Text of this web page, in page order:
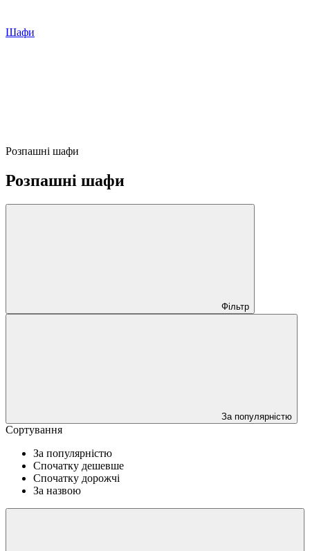
Шафи
Розпашні шафи
Розпашні шафи
Фільтр
За популярністю
Сортування
За популярністю
Спочатку дешевше
Спочатку дорожчі
За назвою